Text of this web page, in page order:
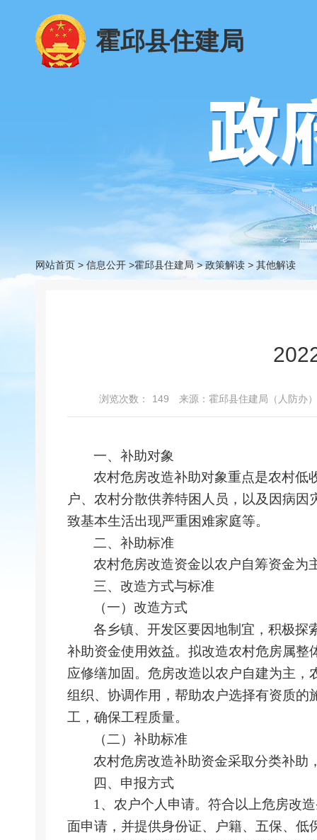
霍邱县住建局
网站首页 > 信息公开 >霍邱县住建局> 政策解读 > 其他解读
浏览次数： 149 来源：霍邱县住建局（人防办）
一、补助对象
农村危房改造补助对象重点是农村低
户、农村分散供养特困人员，以及因病
致基本生活出现严重困难家庭等。
二、补助标准
农村危房改造资金以农户自筹资金为
三、改造方式与标准
（一）改造方式
各乡镇、开发区要因地制宜，积极探
补助资金使用效益。拟改造农村危房属
应修缮加固。危房改造以农户自建为主
组织、协调作用，帮助农户选择有资质
工，确保工程质量。
（二） 补助标准
农村危房改造补助资金采取分类补助
四、 申报方式
1、农户个人申请。符合以上危房改
面申请，并提供身份证、户籍、五保、低